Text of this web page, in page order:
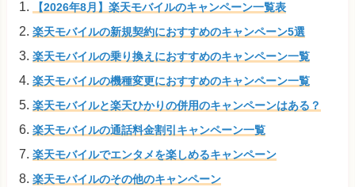
【2026年8月】楽天モバイルのキャンペーン一覧表
楽天モバイルの新規契約におすすめのキャンペーン5選
楽天モバイルの乗り換えにおすすめのキャンペーン一覧
楽天モバイルの機種変更におすすめのキャンペーン一覧
楽天モバイルと楽天ひかりの併用のキャンペーンはある？
楽天モバイルの通話料金割引キャンペーン一覧
楽天モバイルでエンタメを楽しめるキャンペーン
楽天モバイルのその他のキャンペーン